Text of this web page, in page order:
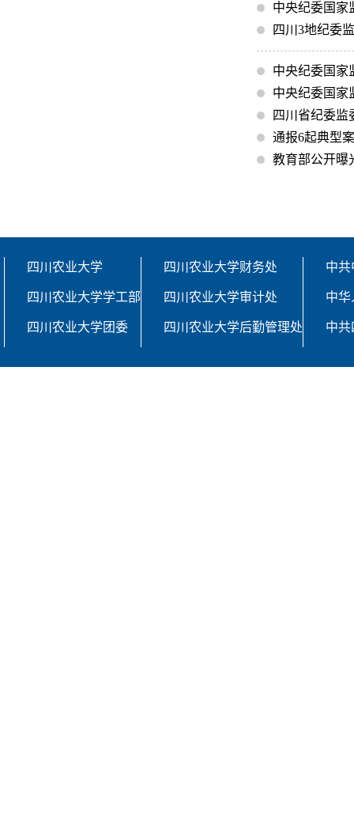
中央纪委国家
四川3地纪委
中央纪委国家
中央纪委国家
四川省纪委监
通报6起典型
教育部公开曝
四川农业大学
四川农业大学学工部
四川农业大学团委
四川农业大学财务处
四川农业大学审计处
四川农业大学后勤管理处
中
中
中